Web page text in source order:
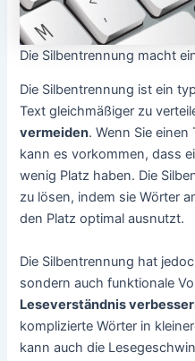
Die Silbentrennung macht
Die Silbentrennung ist ein
Text gleichmäßiger zu
vermeiden. Wenn Sie
kann es vorkommen, dass
wenig Platz haben. Die
zu lösen, indem sie Wörter
den Platz optimal ausnutzt.
Die Silbentrennung hat
sondern auch funktionale
Leseverständnis
komplizierte Wörter in
kann auch die